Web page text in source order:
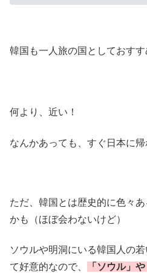
韓国も一人旅の国としておすす
何より、近い！
なんかあっても、すぐ日本に帰
ただ、韓国とは歴史的に色々
かも（ほぼ会わないけど）
ソウルや明洞にいる韓国人の
て好意的なので、
「ソウル」